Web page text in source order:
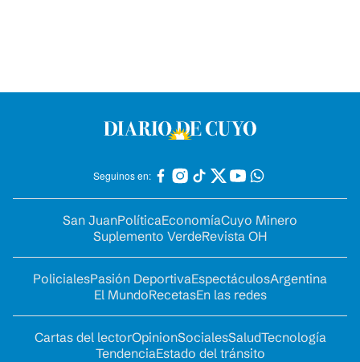
Seguinos en:
San JuanPolíticaEconomíaCuyo Minero
Suplemento VerdeRevista OH
PolicialesPasión DeportivaEspectáculosArgentina
El MundoRecetasEn las redes
Cartas del lectorOpinionSocialesSaludTecnología
TendenciaEstado del tránsito